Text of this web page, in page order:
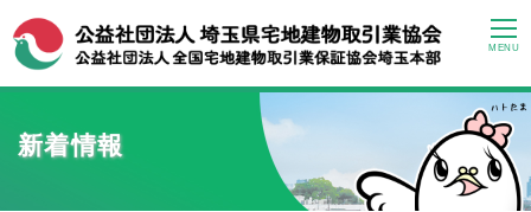
MENU
新着情報